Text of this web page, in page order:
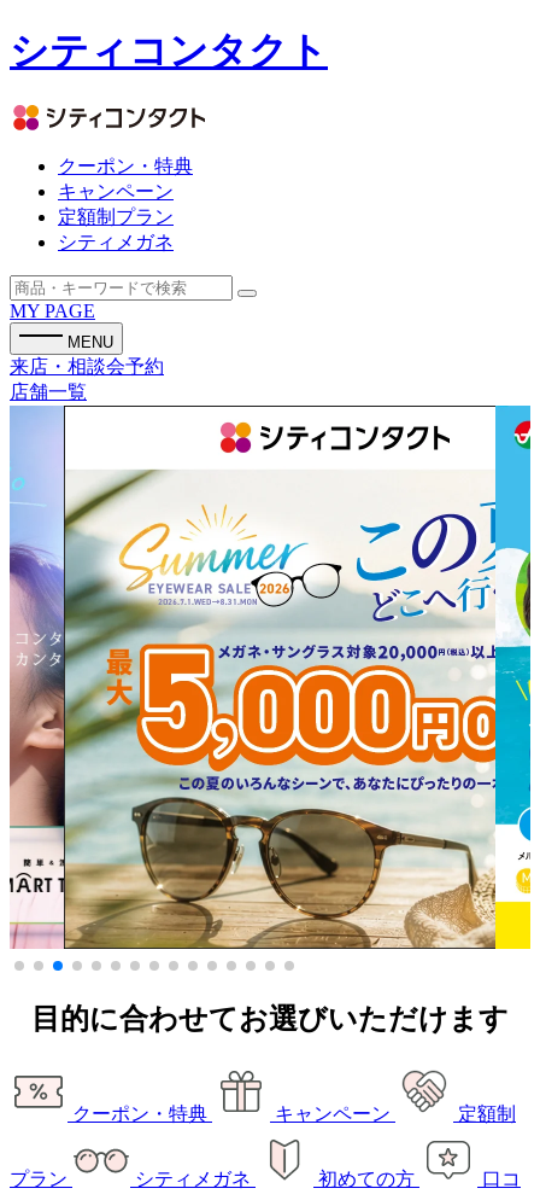
シティコンタクト
クーポン・特典
キャンペーン
定額制プラン
シティメガネ
MY PAGE
MENU
来店・相談会予約
店舗一覧
目的に合わせてお選びいただけます
クーポン・特典 キャンペーン 定額制
プラン シティメガネ 初めての方 口コ